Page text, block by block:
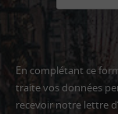
En complétant ce
traite vos données
recevoir notre lettre